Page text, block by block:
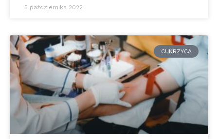
5 października 2022
CUKRZYCA